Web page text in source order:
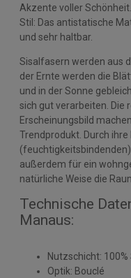
Akzente voller
Stil: Das antistatische
und sehr haltbar.
Sisalfasern werden aus
der Ernte werden die
und in der Sonne
sich gut verarbeiten. Die
Erscheinungsbild
Trendprodukt. Durch
außerdem für ein
natürliche Weise die
Technische
Manaus:
Nutzschicht:
Optik: Bouclé